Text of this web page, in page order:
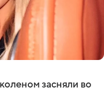
засняли во